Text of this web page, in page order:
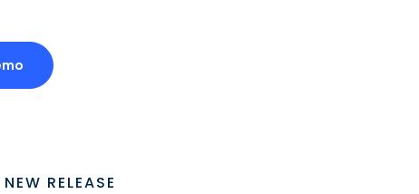
NEW RELEASE